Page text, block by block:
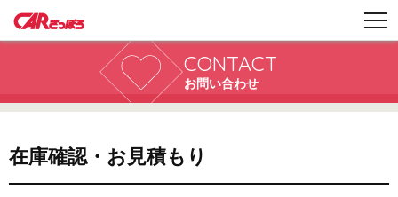
CONTACT
お問い合わせ
在庫確認・お見積もり